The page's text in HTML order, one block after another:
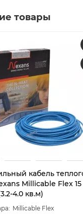
товары
кабель
Millicable Flex 15
4.0 кв.м)
Millicable Flex